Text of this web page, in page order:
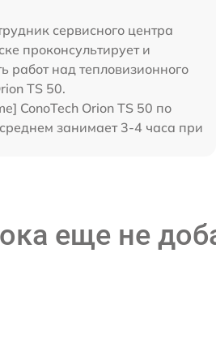
сервисного центра
проконсультирует и
работ над тепловизионного
TS 50.
ConoTech Orion TS 50 по
занимает 3-4 часа при
еще не